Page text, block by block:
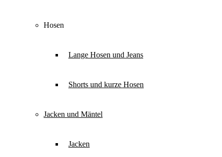
Hosen
Lange Hosen und Jeans
Shorts und kurze Hosen
Jacken und Mäntel
Jacken